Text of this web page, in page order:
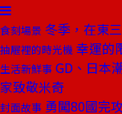
食刻場景 冬季，在東
抽屜裡的時光機 幸運的
生活新鮮事 GD、日本
家致敬米奇
封面故事 勇闖80國完